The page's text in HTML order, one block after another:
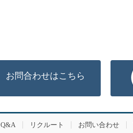
お問合わせはこちら
Q&A リクルート お問い合わせ